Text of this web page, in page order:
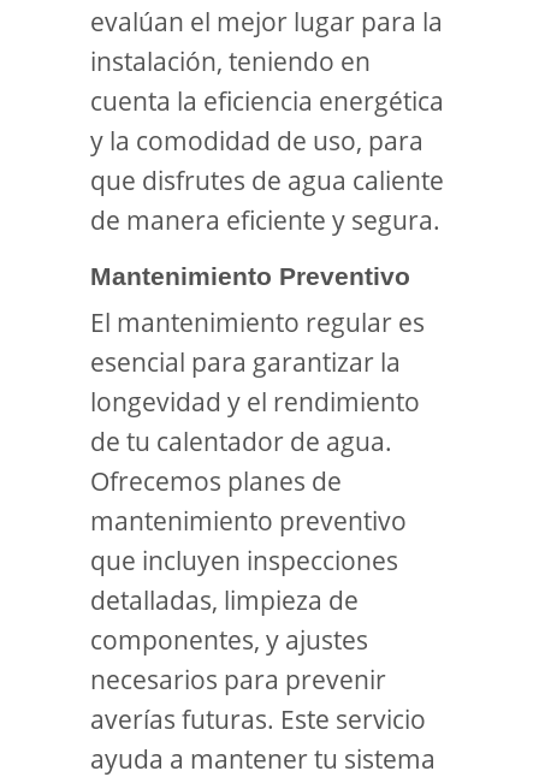
evalúan el mejor lugar para la
instalación, teniendo en
cuenta la eficiencia energética
y la comodidad de uso, para
que disfrutes de agua caliente
de manera eficiente y segura.
Mantenimiento Preventivo
El mantenimiento regular es
esencial para garantizar la
longevidad y el rendimiento
de tu calentador de agua.
Ofrecemos planes de
mantenimiento preventivo
que incluyen inspecciones
detalladas, limpieza de
componentes, y ajustes
necesarios para prevenir
averías futuras. Este servicio
ayuda a mantener tu sistema